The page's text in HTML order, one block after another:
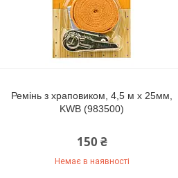
Ремінь з храповиком, 4,5 м х 25мм,
KWB (983500)
150 ₴
Немає в наявності